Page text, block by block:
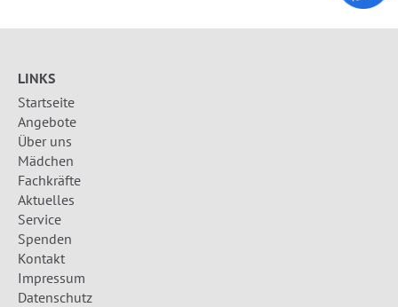
LINKS
Startseite
Angebote
Über uns
Mädchen
Fachkräfte
Aktuelles
Service
Spenden
Kontakt
Impressum
Datenschutz